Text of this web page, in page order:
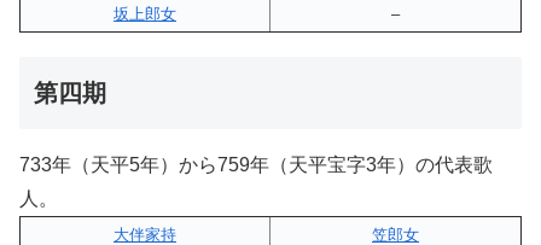
坂上郎女
–
第四期
733年（天平5年）から759年（天平宝字3年）の代表歌
人。
大伴家持
笠郎女